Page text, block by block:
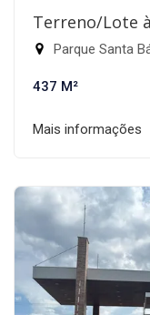
Terreno/Lote
Parque Santa
437 M²
Mais informações